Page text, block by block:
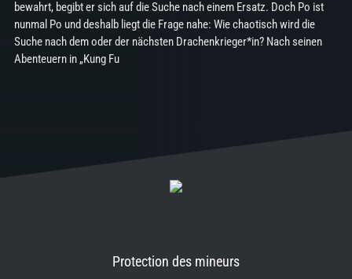
bewahrt, begibt er sich auf die Suche nach einem Ersatz. Doch Po ist
nunmal Po und deshalb liegt die Frage nahe: Wie chaotisch wird die
Suche nach dem oder der nächsten Drachenkrieger*in? Nach seinen
Abenteuern in „Kung Fu
Protection des mineurs